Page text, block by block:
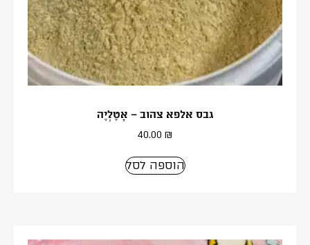
גבס אלפא צהוב – אָטֶלְיֶה
40.00 ₪
הוספה לסל